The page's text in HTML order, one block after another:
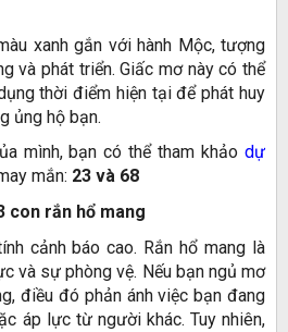
xanh gắn với hành Mộc, tượng
và phát triển. Giấc mơ này có thể
thời điểm hiện tại để phát huy
ủng hộ bạn.
mình, bạn có thể tham khảo dự
mắn: 23 và 68
con rắn hổ mang
cảnh báo cao. Rắn hổ mang là
và sự phòng vệ. Nếu bạn ngủ mơ
điều đó phản ánh việc bạn đang
áp lực từ người khác. Tuy nhiên,